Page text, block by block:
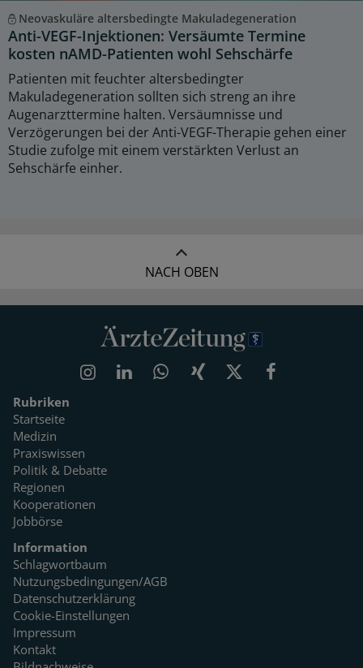
Neovaskuläre altersbedingte Makuladegeneration
Anti-VEGF-Injektionen: Versäumte Termine
kosten nAMD-Patienten wohl Sehschärfe
Patienten mit feuchter altersbedingter
Makuladegeneration sollten sich streng an ihre
Augenarzttermine halten. Versäumnisse und
Verzögerungen bei der Anti-VEGF-Therapie gehen einer
Studie zufolge mit einem verstärkten Verlust an
Sehschärfe einher.
NACH OBEN
Rubriken
Startseite
Medizin
Praxiswissen
Politik & Debatte
Regionen
Kooperationen
Jobbörse
Information
Schlagwortbaum
Nutzungsbedingungen/AGB
Datenschutzerklärung
Cookie-Einstellungen
Impressum
Kontakt